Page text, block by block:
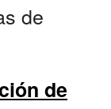
de
de